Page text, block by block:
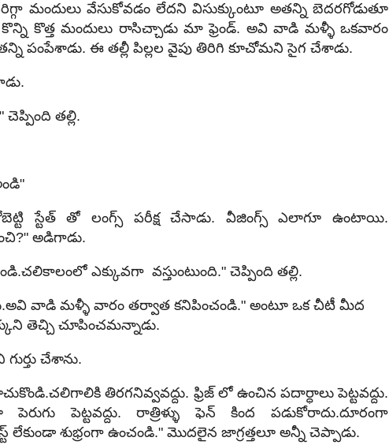
మందులు వేసుకోవడం లేదని విసుక్కుంటూ అతన్ని బెదరగోడుతూ
కొత్త మందులు రాసిచ్చాడు మా ఫ్రెండ్. అవి వాడి మళ్ళీ ఒకవారం
పంపేశాడు. ఈ తల్లీ పిల్లల వైపు తిరిగి కూచోమని సైగ చేశాడు.
తల్లి.
స్టేత్ తో లంగ్స్ పరీక్ష చేసాడు. వీజింగ్స్ ఎలాగూ ఉంటాయి.
అడిగాడు.
ఎక్కువగా వస్తుంటుంది." చెప్పింది తల్లి.
వాడి మళ్ళీ వారం తర్వాత కనిపించండి." అంటూ ఒక చీటీ మీద
తెచ్చి చూపించమన్నాడు.
చేశాను.
తిరగనివ్వవద్దు. ఫ్రిజ్ లో ఉంచిన పదార్ధాలు పెట్టవద్దు.
పెట్టవద్దు. రాత్రిళ్ళు ఫెన్ కింద పడుకోరాదు.దూరంగా
శుభ్రంగా ఉంచండి." మొదలైన జాగ్రత్తలూ అన్నీ చెప్పాడు.